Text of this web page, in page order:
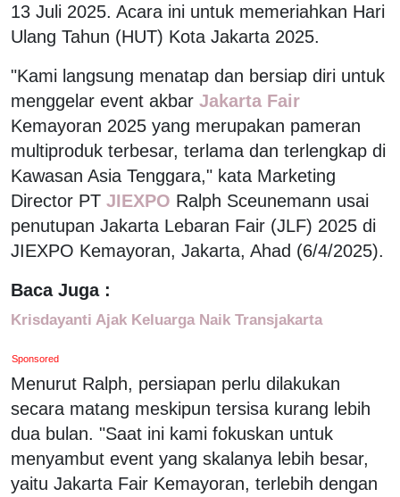
13 Juli 2025. Acara ini untuk memeriahkan Hari
Ulang Tahun (HUT) Kota Jakarta 2025.
"Kami langsung menatap dan bersiap diri untuk
menggelar event akbar Jakarta Fair
Kemayoran 2025 yang merupakan pameran
multiproduk terbesar, terlama dan terlengkap di
Kawasan Asia Tenggara," kata Marketing
Director PT JIEXPO Ralph Sceunemann usai
penutupan Jakarta Lebaran Fair (JLF) 2025 di
JIEXPO Kemayoran, Jakarta, Ahad (6/4/2025).
Baca Juga :
Krisdayanti Ajak Keluarga Naik Transjakarta
Sponsored
Menurut Ralph, persiapan perlu dilakukan
secara matang meskipun tersisa kurang lebih
dua bulan. "Saat ini kami fokuskan untuk
menyambut event yang skalanya lebih besar,
yaitu Jakarta Fair Kemayoran, terlebih dengan